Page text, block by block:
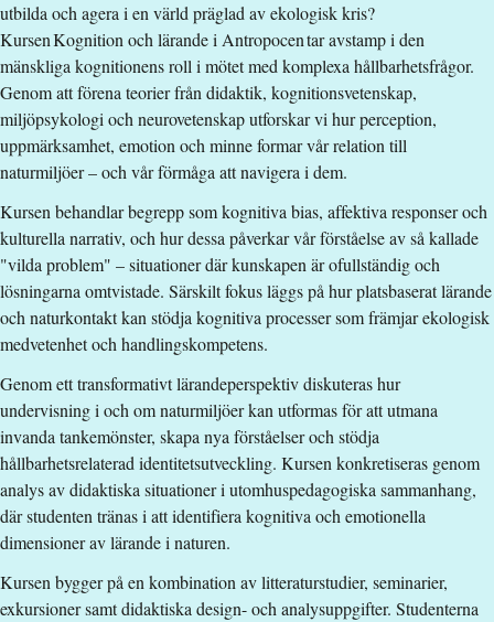
Nivå:Avancerad nivå
Studieform: Campusförlagd
Undervisningstid: Dagtid
Undervisningsspråk:Engelska
Anmälningskod
LIU-27727
Antal platser
5
Särskilda förkunskapskrav
Lärarexamen eller förskollärarexamen om minst 180 hp
eller
kandidatexamen i pedagogik, pedagogiskt arbete, geografi,
biologi, ekologi eller hållbar utveckling eller motsvarande
eller
kandidatexamen samt 1 års väl dokumenterad
yrkeserfarenhet på heltid inom utomhuspedagogik eller
hållbarhetsutbildning
Engelska 6 eller Engelska nivå 2
Undantag från svenska
Akademiska poäng avancerad nivå
utbilda och agera i en värld präglad av ekologisk kris?
Kursen Kognition och lärande i Antropocen tar avstamp i den
mänskliga kognitionens roll i mötet med komplexa hållbarhetsfrågor.
Genom att förena teorier från didaktik, kognitionsvetenskap,
miljöpsykologi och neurovetenskap utforskar vi hur perception,
uppmärksamhet, emotion och minne formar vår relation till
naturmiljöer – och vår förmåga att navigera i dem.
Kursen behandlar begrepp som kognitiva bias, affektiva responser och
kulturella narrativ, och hur dessa påverkar vår förståelse av så kallade
"vilda problem" – situationer där kunskapen är ofullständig och
lösningarna omtvistade. Särskilt fokus läggs på hur platsbaserat lärande
och naturkontakt kan stödja kognitiva processer som främjar ekologisk
medvetenhet och handlingskompetens.
Genom ett transformativt lärandeperspektiv diskuteras hur
undervisning i och om naturmiljöer kan utformas för att utmana
invanda tankemönster, skapa nya förståelser och stödja
hållbarhetsrelaterad identitetsutveckling. Kursen konkretiseras genom
analys av didaktiska situationer i utomhuspedagogiska sammanhang,
där studenten tränas i att identifiera kognitiva och emotionella
dimensioner av lärande i naturen.
Kursen bygger på en kombination av litteraturstudier, seminarier,
exkursioner samt didaktiska design- och analysuppgifter. Studenterna